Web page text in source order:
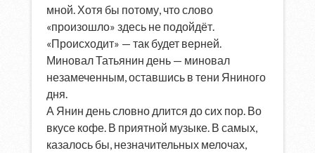
мной. Хотя бы потому, что слово
«произошло» здесь не подойдёт.
«Происходит» — так будет верней.
Миновал Татьянин день — миновал
незамеченным, оставшись в тени Яниного
дня.
А Янин день словно длится до сих пор. Во
вкусе кофе. В приятной музыке. В самых,
казалось бы, незначительных мелочах,